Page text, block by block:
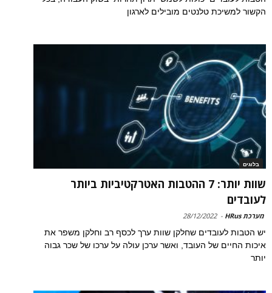
הקשור למשיכת טלנטים מובילים לארגון
בלוגים
שוות יותר: 7 ההטבות האטרקטיביות ביותר
לעובדים
מערכת HRus -
28/12/2022
יש הטבות לעובדים שחלקן שוות ערך לכסף רב וחלקן משפר את
איכות החיים של העובד, ואשר ערכן עולה על ערכו של שכר גבוה
יותר